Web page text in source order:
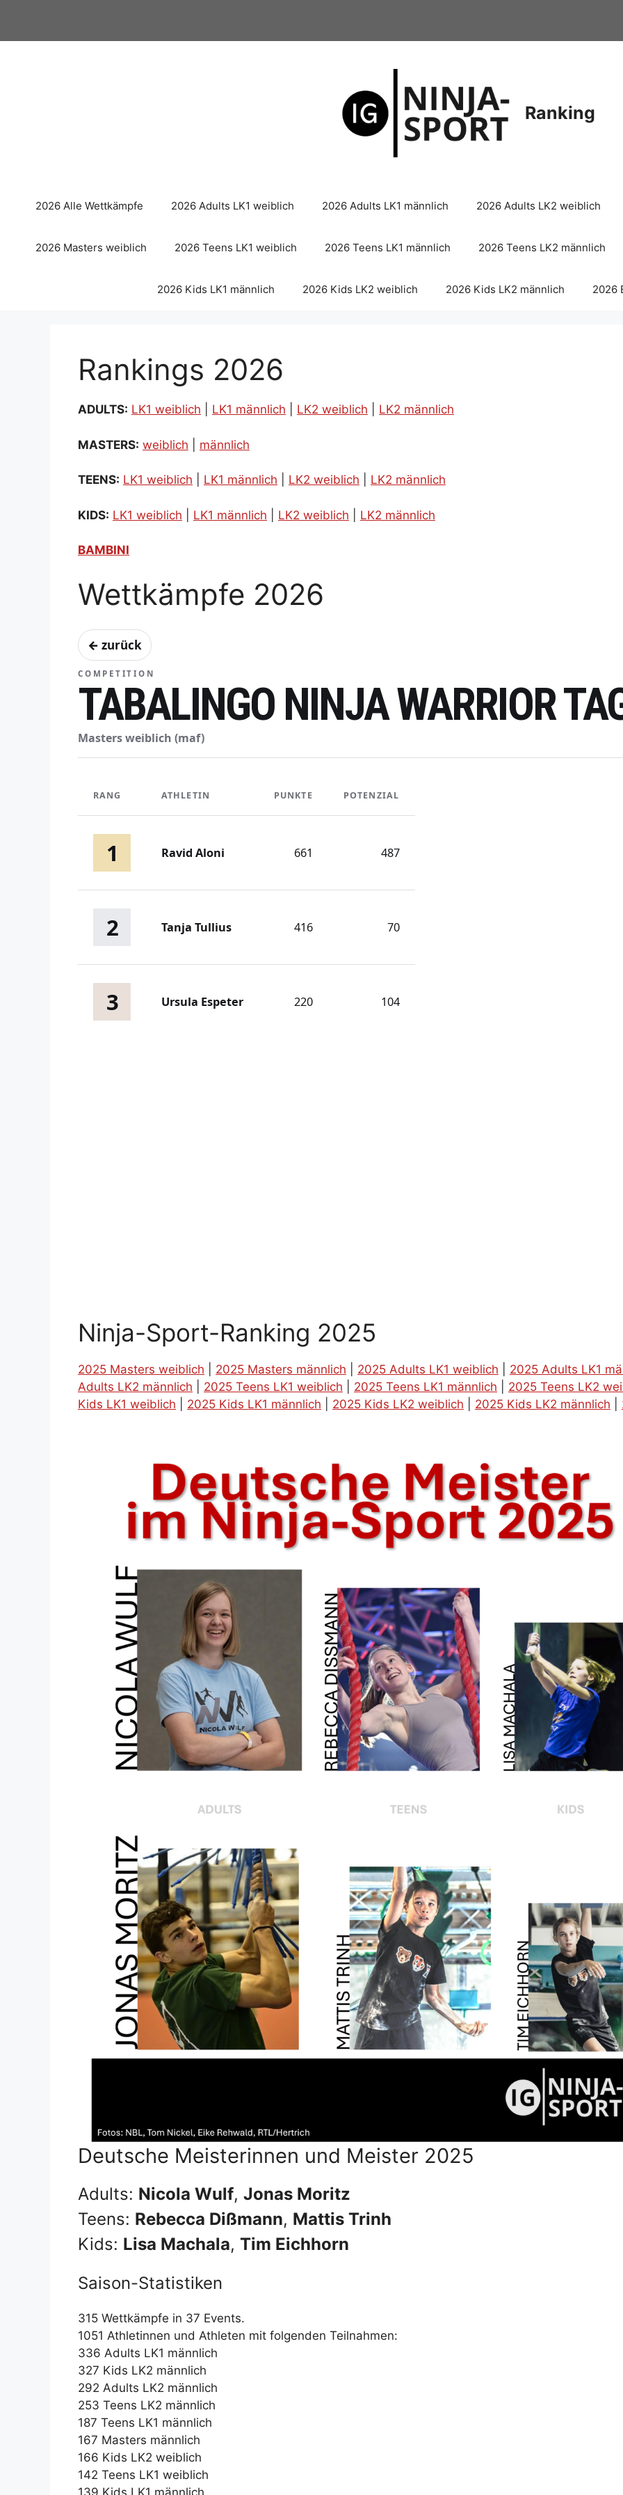
springen
Ranking
2026 Alle Wettkämpfe 2026 Adults LK1 weiblich 2026 Adults LK1 männlich 2026 Adults LK2 weiblich
2026 Masters weiblich 2026 Teens LK1 weiblich 2026 Teens LK1 männlich 2026 Teens LK2 männlich
2026 Kids LK1 männlich 2026 Kids LK2 weiblich 2026 Kids LK2 männlich 2026
Rankings 2026
ADULTS: LK1 weiblich LK1 männlich LK2 weiblich LK2 männlich
MASTERS: weiblich männlich
TEENS: LK1 weiblich LK1 männlich LK2 weiblich LK2 männlich
KIDS: LK1 weiblich LK1 männlich LK2 weiblich LK2 männlich
BAMBINI
Wettkämpfe 2026
← zurück
COMPETITION
TABALINGO NINJA WARRIOR
Masters weiblich (maf)
RANG ATHLETIN PUNKTE POTENZIAL
1 Ravid Aloni 661 487
2 Tanja Tullius 416 70
3 Ursula Espeter 220 104
Ninja-Sport-Ranking 2025
2025 Masters weiblich 2025 Masters männlich 2025 Adults LK1 weiblich
2025 Adults LK1
Adults LK2 männlich
2025 Teens LK1 weiblich 2025 Teens LK1 männlich
2025 Teens LK2
Kids LK1 weiblich
2025 Kids LK1 männlich 2025 Kids LK2 weiblich 2025 Kids LK2 männlich
Deutsche Meisterinnen und Meister 2025
Adults: Nicola Wulf, Jonas Moritz
Teens: Rebecca Dißmann, Mattis Trinh
Kids: Lisa Machala, Tim Eichhorn
Saison-Statistiken
315 Wettkämpfe in 37 Events.
1051 Athletinnen und Athleten mit folgenden Teilnahmen:
336 Adults LK1 männlich
327 Kids LK2 männlich
292 Adults LK2 männlich
253 Teens LK2 männlich
187 Teens LK1 männlich
167 Masters männlich
166 Kids LK2 weiblich
142 Teens LK1 weiblich
139 Kids LK1 männlich